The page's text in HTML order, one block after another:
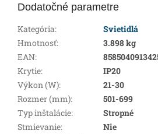
Dodatočné parametre
Kategória:
Svietidlá
Hmotnosť:
3.898 kg
EAN:
Krytie:
IP20
Výkon (W):
21-30
Rozmer (mm):
501-699
Typ inštalácie:
Stropné
Stmievanie:
Nie